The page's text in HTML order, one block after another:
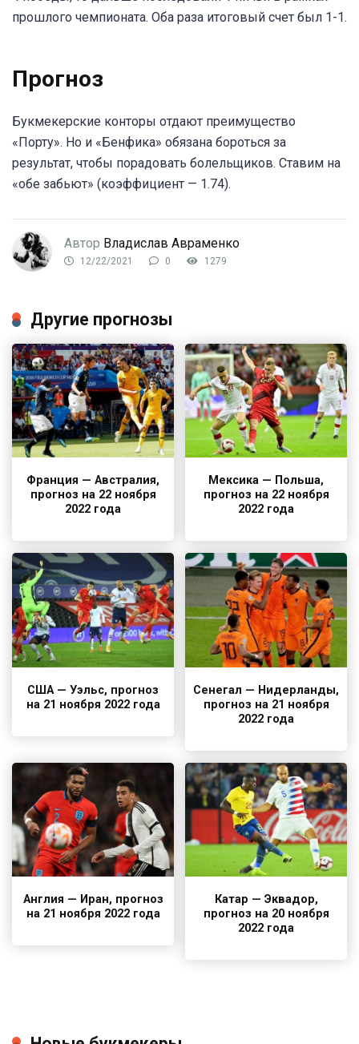
прошлого чемпионата. Оба раза итоговый счет был 1-1.
Прогноз
Букмекерские конторы отдают преимущество
«Порту». Но и «Бенфика» обязана бороться за
результат, чтобы порадовать болельщиков. Ставим на
«обе забьют» (коэффициент — 1.74).
Автор Владислав Авраменко
12/22/2021 0 1279
Другие прогнозы
Франция — Австралия,
прогноз на 22 ноября
2022 года
Мексика — Польша,
прогноз на 22 ноября
2022 года
США — Уэльс, прогноз
на 21 ноября 2022 года
Сенегал — Нидерланды,
прогноз на 21 ноября
2022 года
Англия — Иран, прогноз
на 21 ноября 2022 года
Катар — Эквадор,
прогноз на 20 ноября
2022 года